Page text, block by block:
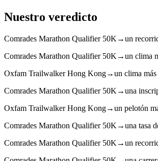
Nuestro veredicto
Comrades Marathon Qualifier 50K →un
Comrades Marathon Qualifier 50K →un clima
Oxfam Trailwalker Hong Kong→un clima
Comrades Marathon Qualifier 50K →una
Oxfam Trailwalker Hong Kong→un pelotón
Comrades Marathon Qualifier 50K →una tasa
Comrades Marathon Qualifier 50K →un